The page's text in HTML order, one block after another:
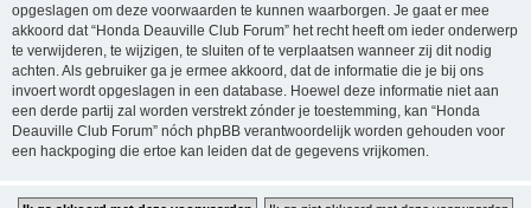
opgeslagen om deze voorwaarden te kunnen waarborgen. Je gaat er mee
akkoord dat “Honda Deauville Club Forum” het recht heeft om ieder onderwerp
te verwijderen, te wijzigen, te sluiten of te verplaatsen wanneer zij dit nodig
achten. Als gebruiker ga je ermee akkoord, dat de informatie die je bij ons
invoert wordt opgeslagen in een database. Hoewel deze informatie niet aan
een derde partij zal worden verstrekt zónder je toestemming, kan “Honda
Deauville Club Forum” nóch phpBB verantwoordelijk worden gehouden voor
een hackpoging die ertoe kan leiden dat de gegevens vrijkomen.